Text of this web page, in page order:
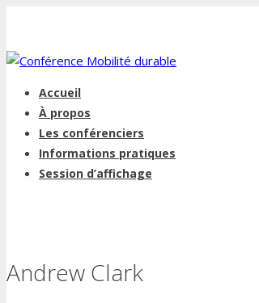
Accueil
À propos
Les conférenciers
Informations pratiques
Session d’affichage
Andrew Clark